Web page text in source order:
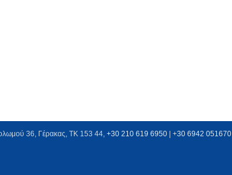
36, Γέρακας, ΤΚ 153 44, +30 210 619 6950 | +30 6942 051670